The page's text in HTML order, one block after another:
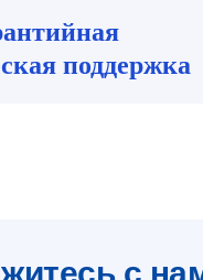
поддержка